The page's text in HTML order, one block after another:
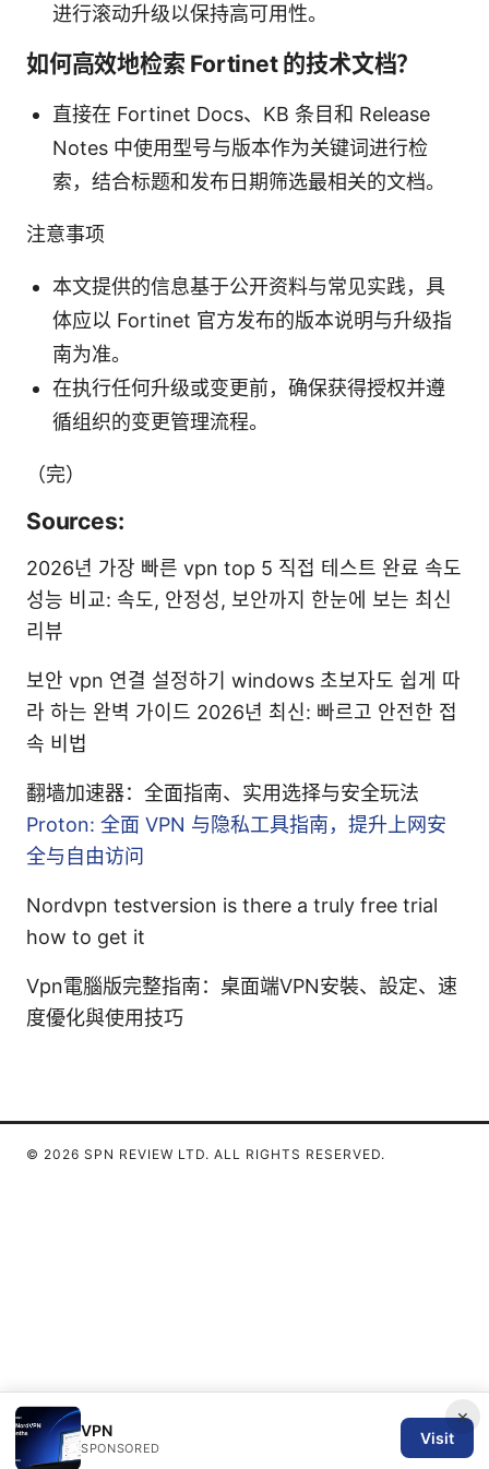
进行滚动升级以保持高可用性。
如何高效地检索 Fortinet 的技术文档？
直接在 Fortinet Docs、KB 条目和 Release
Notes 中使用型号与版本作为关键词进行检
索，结合标题和发布日期筛选最相关的文档。
注意事项
本文提供的信息基于公开资料与常见实践，具
体应以 Fortinet 官方发布的版本说明与升级指
南为准。
在执行任何升级或变更前，确保获得授权并遵
循组织的变更管理流程。
（完）
Sources:
2026년 가장 빠른 vpn top 5 직접 테스트 완료 속도
성능 비교: 속도, 안정성, 보안까지 한눈에 보는 최신
리뷰
보안 vpn 연결 설정하기 windows 초보자도 쉽게 따
라 하는 완벽 가이드 2026년 최신: 빠르고 안전한 접
속 비법
翻墙加速器：全面指南、实用选择与安全玩法
Proton: 全面 VPN 与隐私工具指南，提升上网安
全与自由访问
Nordvpn testversion is there a truly free trial
how to get it
Vpn電腦版完整指南：桌面端VPN安裝、設定、速
度優化與使用技巧
×
VPN
SPONSORED
Visit
© 2026 SPN REVIEW LTD. ALL RIGHTS RESERVED.